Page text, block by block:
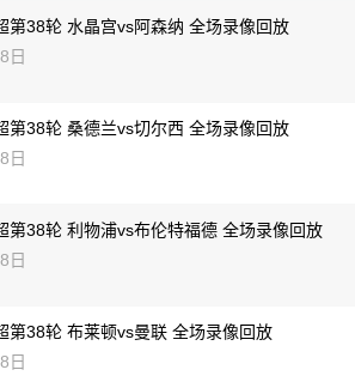
第38轮 水晶宫vs阿森纳 全场录像回放
日
第38轮 桑德兰vs切尔西 全场录像回放
日
第38轮 利物浦vs布伦特福德 全场录像回放
日
第38轮 布莱顿vs曼联 全场录像回放
日